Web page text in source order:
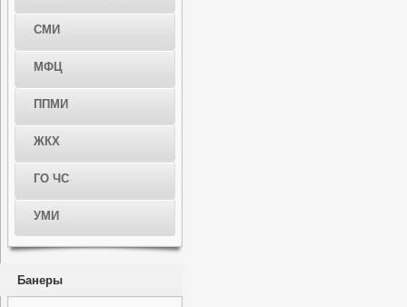
СМИ
МФЦ
ППМИ
ЖКХ
ГО ЧС
УМИ
Банеры